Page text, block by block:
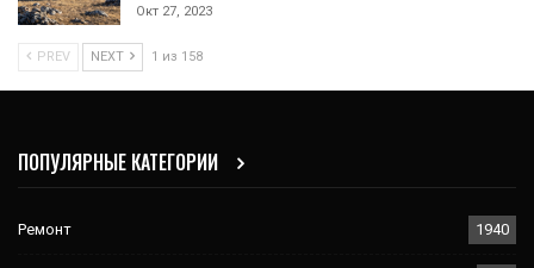
Окт 27, 2023
PREV NEXT 1 из 158
ПОПУЛЯРНЫЕ КАТЕГОРИИ
Ремонт 1940